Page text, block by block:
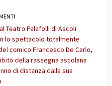
Teatro Palafolli di Ascoli
lo spettacolo totalmente
comico Francesco De Carlo,
della rassegna ascolana
di distanza dalla sua